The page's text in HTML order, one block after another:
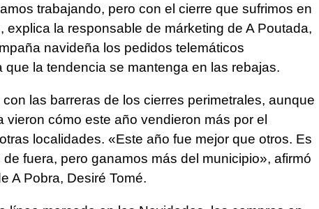
trabajando, pero con el cierre que sufrimos en
explica la responsable de márketing de A Poutada,
navideña los pedidos telemáticos
la tendencia se mantenga en las rebajas.
las barreras de los cierres perimetrales, aunque
vieron cómo este año vendieron más por el
localidades. «Este año fue mejor que otros. Es
fuera, pero ganamos más del municipio», afirmó
A Pobra, Desiré Tomé.